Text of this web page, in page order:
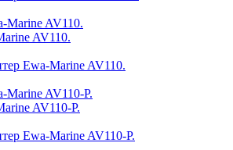
AV110.
AV110-P.